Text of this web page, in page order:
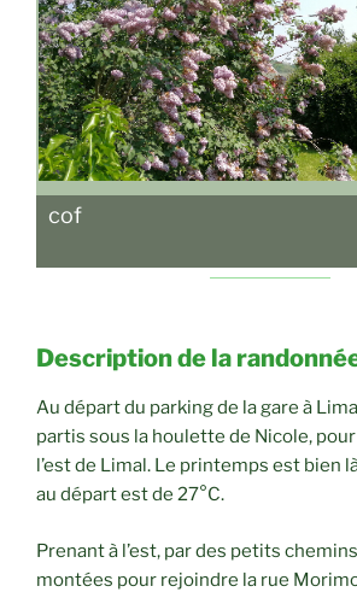
cof
Description de la
Au départ du parking de la gare à
partis sous la houlette de Nicole,
l’est de Limal. Le printemps est bien
au départ est de 27°C.
Prenant à l’est, par des petits
montées pour rejoindre la rue